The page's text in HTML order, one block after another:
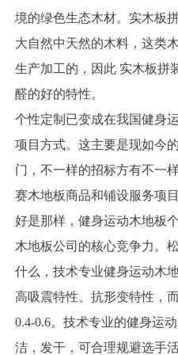
境的绿色生态木材。实木板
大自然中天然的木料，这类
生产加工的，因此 实木板拼
醛的好的特性。
个性定制已变成在我国健身
项目方式。这主要是现如今
门，不一样的招标方有不一
赛木地板商品和铺设服务项
好是那样，健身运动木地板
木地板公司的核心竞争力。
什么，技术专业健身运动木
高吸震特性、抗形变特性，
0.4-0.6。技术专业的健身运
洁，发干，可合理规避选手